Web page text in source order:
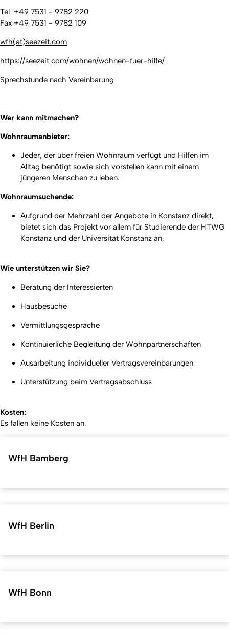
Tel +49 7531 - 9782 220
Fax +49 7531 - 9782 109
wfh(at)seezeit.com
https://seezeit.com/wohnen/wohnen-fuer-hilfe/
Sprechstunde nach Vereinbarung
Wer kann mitmachen?
Wohnraumanbieter:
Jeder, der über freien Wohnraum verfügt und Hilfen im
Alltag benötigt sowie sich vorstellen kann mit einem
jüngeren Menschen zu leben.
Wohnraumsuchende:
Aufgrund der Mehrzahl der Angebote in Konstanz direkt,
bietet sich das Projekt vor allem für Studierende der HTWG
Konstanz und der Universität Konstanz an.
Wie unterstützen wir Sie?
Beratung der Interessierten
Hausbesuche
Vermittlungsgespräche
Kontinuierliche Begleitung der Wohnpartnerschaften
Ausarbeitung individueller Vertragsvereinbarungen
Unterstützung beim Vertragsabschluss
Kosten:
Es fallen keine Kosten an.
WfH Bamberg
WfH Berlin
WfH Bonn